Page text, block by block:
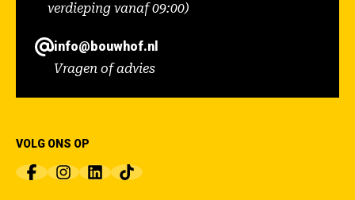
verdieping vanaf 09:00)
info@bouwhof.nl
Vragen of advies
VOLG ONS OP